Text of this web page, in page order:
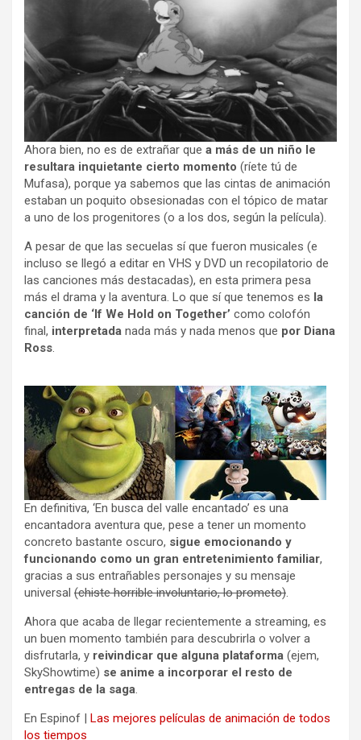
Ahora bien, no es de extrañar que a más de un niño le
resultara inquietante cierto momento (ríete tú de
Mufasa), porque ya sabemos que las cintas de animación
estaban un poquito obsesionadas con el tópico de matar
a uno de los progenitores (o a los dos, según la película).
A pesar de que las secuelas sí que fueron musicales (e
incluso se llegó a editar en VHS y DVD un recopilatorio de
las canciones más destacadas), en esta primera pesa
más el drama y la aventura. Lo que sí que tenemos es la
canción de ‘If We Hold on Together’ como colofón
final, interpretada nada más y nada menos que por Diana
Ross.
En definitiva, ‘En busca del valle encantado’ es una
encantadora aventura que, pese a tener un momento
concreto bastante oscuro, sigue emocionando y
funcionando como un gran entretenimiento familiar,
gracias a sus entrañables personajes y su mensaje
universal (chiste horrible involuntario, lo prometo).
Ahora que acaba de llegar recientemente a streaming, es
un buen momento también para descubrirla o volver a
disfrutarla, y reivindicar que alguna plataforma (ejem,
SkyShowtime) se anime a incorporar el resto de
entregas de la saga.
En Espinof |
Las mejores películas de animación de todos
los tiempos